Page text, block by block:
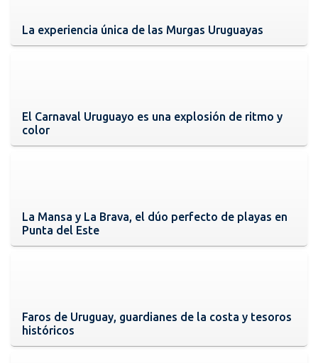
La experiencia única de las Murgas Uruguayas
El Carnaval Uruguayo es una explosión de ritmo y
color
La Mansa y La Brava, el dúo perfecto de playas en
Punta del Este
Faros de Uruguay, guardianes de la costa y tesoros
históricos